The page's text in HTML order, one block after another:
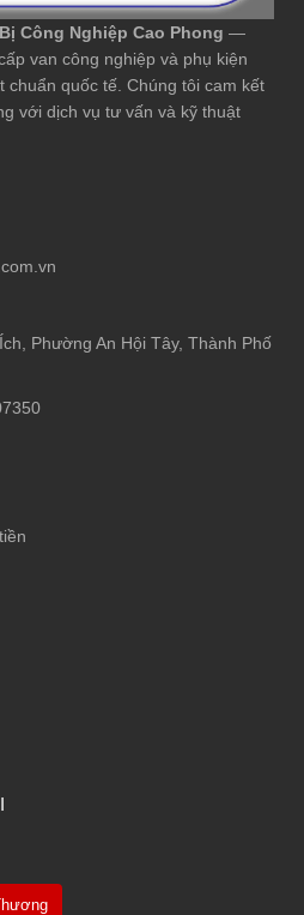
Công Nghiệp Cao Phong —
van công nghiệp và phụ kiện
quốc tế. Chúng tôi cam kết
với dịch vụ tư vấn và kỹ thuật
Phường An Hội Tây, Thành Phố